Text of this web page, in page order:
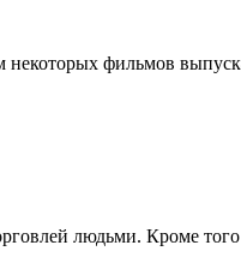
некоторых фильмов
людьми. Кроме того